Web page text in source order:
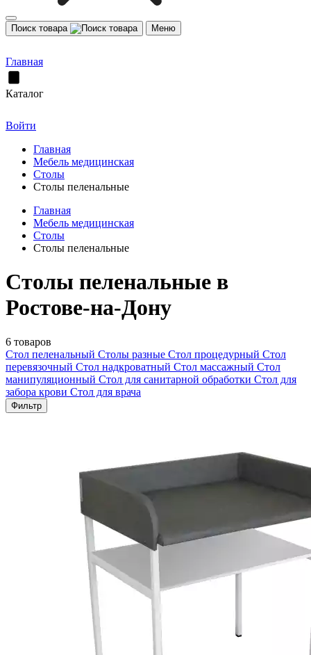
Поиск товара Меню
Главная
Каталог
Войти
Главная
Мебель медицинская
Столы
Столы пеленальные
Главная
Мебель медицинская
Столы
Столы пеленальные
Столы пеленальные в
Ростове-на-Дону
6 товаров
Стол пеленальный Столы разные Стол процедурный Стол
перевязочный Стол надкроватный Стол массажный Стол
манипуляционный Стол для санитарной обработки Стол для
забора крови Стол для врача
Фильтр